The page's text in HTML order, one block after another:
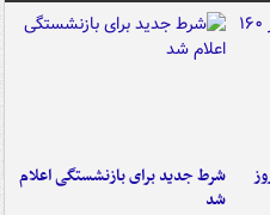
ایران در ۱۶۰ روز
شرط جدید برای بازنشستگی اعلام
شد